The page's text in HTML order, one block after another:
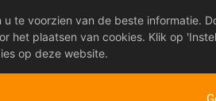
voorzien van de beste informatie.
het plaatsen van cookies. Klik op
op deze website.